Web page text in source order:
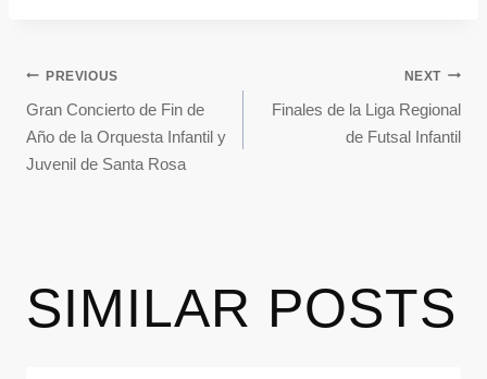
PREVIOUS
Gran Concierto de Fin de
Año de la Orquesta Infantil y
Juvenil de Santa Rosa
NEXT
Finales de la Liga Regional
de Futsal Infantil
SIMILAR POSTS